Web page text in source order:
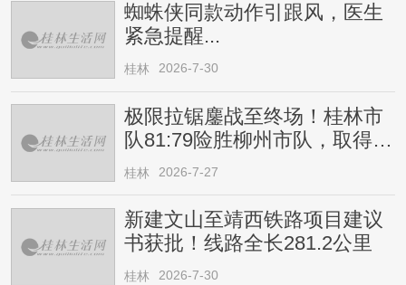
蜘蛛侠同款动作引跟风，医生
紧急提醒...
桂林 2026-7-30
极限拉锯鏖战至终场！桂林市
队81:79险胜柳州市队，取得四
连胜
桂林 2026-7-27
新建文山至靖西铁路项目建议
书获批！线路全长281.2公里
桂林 2026-7-30